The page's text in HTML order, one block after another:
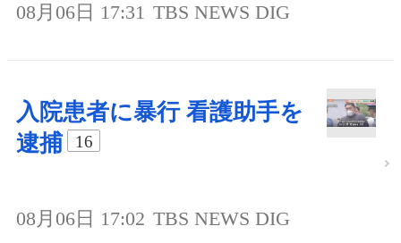
08月06日 17:31 TBS NEWS DIG
入院患者に暴行 看護助手を
逮捕
16
08月06日 17:02 TBS NEWS DIG